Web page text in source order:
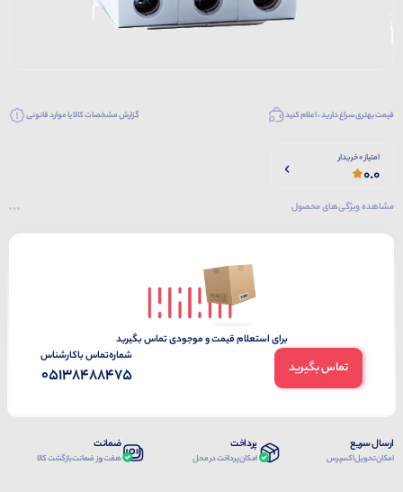
قیمت بهتری سراغ دارید ، اعلام کنید گزارش مشخصات کالا یا موارد قانونی
امتیاز 0 خریدار
0.0
مشاهده ویژگی‌های محصول
برای استعلام قیمت و موجودی تماس بگیرید
تماس بگیرید
شماره‌تماس‌ با‌کارشناس
05138488475
ارسال سریع
امکان تحویل اکسپرس
پرداخت
امکان پرداخت در محل
ضمانت
هفت روز ضمانت بازگشت کالا